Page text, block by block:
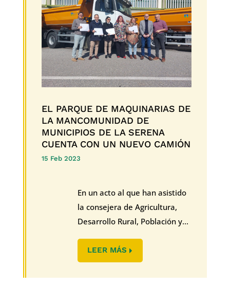
EL PARQUE DE MAQUINARIAS DE
LA MANCOMUNIDAD DE
MUNICIPIOS DE LA SERENA
CUENTA CON UN NUEVO CAMIÓN
15 Feb 2023
En un acto al que han asistido
la consejera de Agricultura,
Desarrollo Rural, Población y...
LEER MÁS